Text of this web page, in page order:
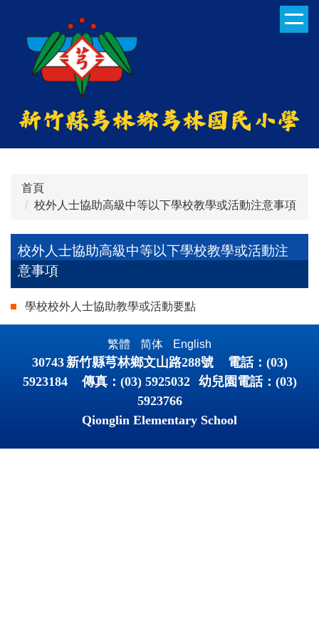
首頁
校外人士協助高級中等以下學校教學或活動注意事項
校外人士協助高級中等以下學校教學或活動注
意事項
學校校外人士協助教學或活動要點
繁體 简体 English
30743 新竹縣芎林鄉文山路288號 電話： (03)
5923184傳真： (03) 5925032 幼兒園電話： (03)
5923766
Qionglin Elementary School